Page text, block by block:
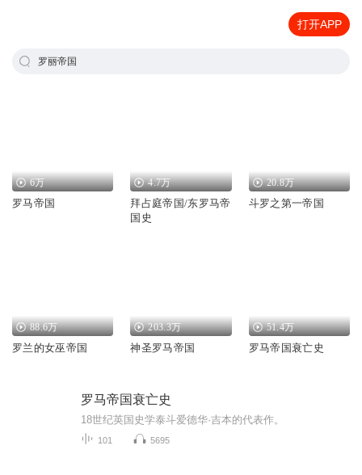
打开APP
罗丽帝国
6万
罗马帝国
4.7万
拜占庭帝国/东罗马帝
国史
20.8万
斗罗之第一帝国
88.6万
罗兰的女巫帝国
203.3万
神圣罗马帝国
51.4万
罗马帝国衰亡史
罗马帝国衰亡史
18世纪英国史学泰斗爱德华·吉本的代表作。
101 5695